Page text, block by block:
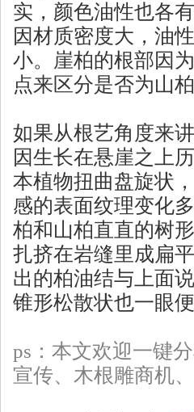
实，颜色油性也各
因材质密度大，油
小。崖柏的根部因
点来区分是否为山
如果从根艺角度来
因生长在悬崖之上
本植物扭曲盘旋状
感的表面纹理变化
柏和山柏直直的树
扎挤在岩缝里成扁
出的柏油结与上面
锥形松散状也一眼便
ps：本文欢迎一键
宣传、 木根雕商机